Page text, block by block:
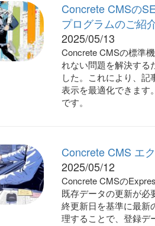
Concrete CMSの
プログラムのご紹
2025/05/13
Concrete CMSの標準
れない問題を解決する
した。これにより、
表示を最適化できます
です。
Concrete CMS エ
2025/05/12
Concrete CMSの
既存データの更新が必
終更新日を基準に最新
理することで、登録デ